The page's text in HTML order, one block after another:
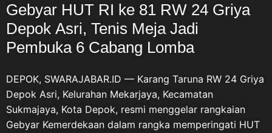
Gebyar HUT RI ke 81 RW 24 Griya
Depok Asri, Tenis Meja Jadi
Pembuka 6 Cabang Lomba
DEPOK, SWARAJABAR.ID — Karang Taruna RW 24 Griya
Depok Asri, Kelurahan Mekarjaya, Kecamatan
Sukmajaya, Kota Depok, resmi menggelar rangkaian
Gebyar Kemerdekaan dalam rangka memperingati HUT